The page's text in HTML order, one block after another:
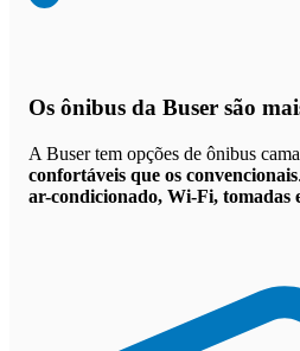
Os ônibus da Buser são
A Buser tem opções de ônibus
confortáveis que os convencionais
ar-condicionado, Wi-Fi, tomadas